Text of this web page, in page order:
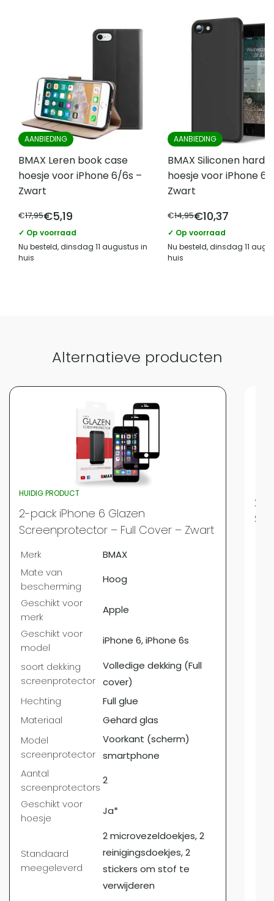
AANBIEDING
BMAX Leren book case
hoesje voor iPhone 6/6s –
Zwart
€17,95€5,19
✓ Op voorraad
Nu besteld, dinsdag 11 augustus in
huis
AANBIEDING
BMAX Siliconen hard
hoesje voor iPhone 6/
Zwart
€14,95€10,37
✓ Op voorraad
Nu besteld, dinsdag 11
huis
Alternatieve producten
HUIDIG PRODUCT
2-pack iPhone 6 Glazen
Screenprotector – Full Cover – Zwart
Merk
BMAX
Mate van
bescherming
Hoog
Geschikt voor
merk
Apple
Geschikt voor
model
iPhone 6, iPhone 6s
soort dekking
screenprotector
Volledige dekking (Full
cover)
Hechting
Full glue
Materiaal
Gehard glas
Model
screenprotector
Voorkant (scherm)
smartphone
Aantal
screenprotectors
2
Geschikt voor
hoesje
Ja*
Standaard
meegeleverd
2 microvezeldoekjes, 2
reinigingsdoekjes, 2
stickers om stof te
verwijderen
2-